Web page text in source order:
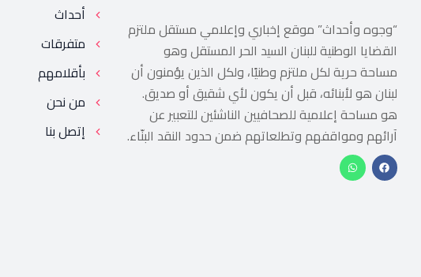
“وجوه وأحداث” موقع إخباري وإعلامي مستقل ملتزم
القضايا الوطنية للبنان السيد الحر المستقل وهو
مساحة حرية لكل ملتزم وطنيًا، ولكل الذين يؤمنون أن
لبنان هو لأبنائه، قبل أن يكون لأي شقيق أو صديق.
هو مساحة إعلامية للصحافيين الناشئين للتعبير عن
آرائهم ومواقفهم وتطلعاتهم ضمن حدود النقد البنّاء.
أحداث
متفرقات
بأقلامهم
من نحن
إتصل بنا